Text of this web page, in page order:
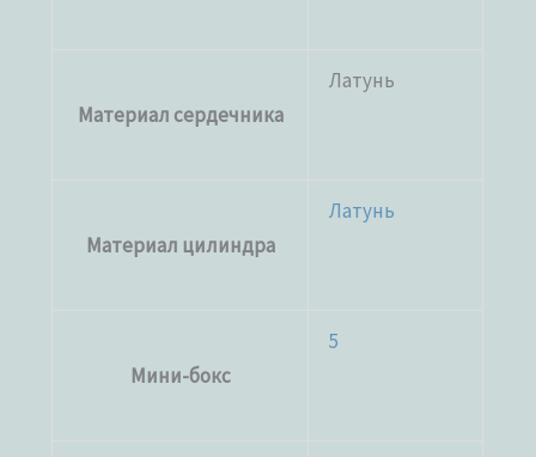
Материал сердечника
Латунь
Материал цилиндра
Латунь
Мини-бокс
5